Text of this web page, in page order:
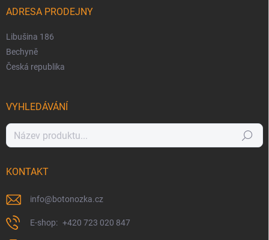
ADRESA PRODEJNY
Libušina 186
Bechyně
Česká republika
VYHLEDÁVÁNÍ
Hledat
KONTAKT
info@botonozka.cz
+420 723 020 847